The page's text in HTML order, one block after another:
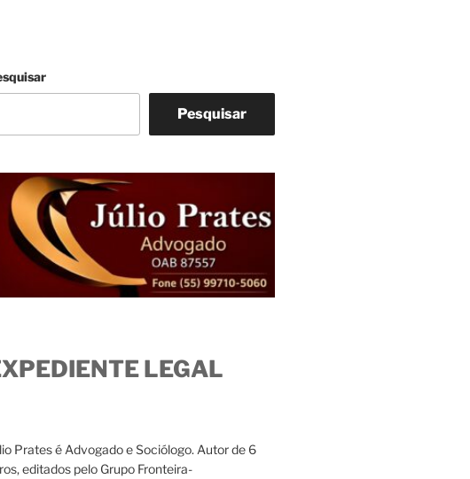
Pesquisar
LEGAL
Prates é Advogado e Sociólogo. Autor de 6
editados pelo Grupo Fronteira-